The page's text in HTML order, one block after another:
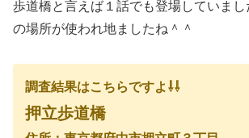
歩道橋と言えば１話でも登場していまし
の場所が使われ地ましたね＾＾
調査結果はこちらですよ⇩⇩
押立歩道橋